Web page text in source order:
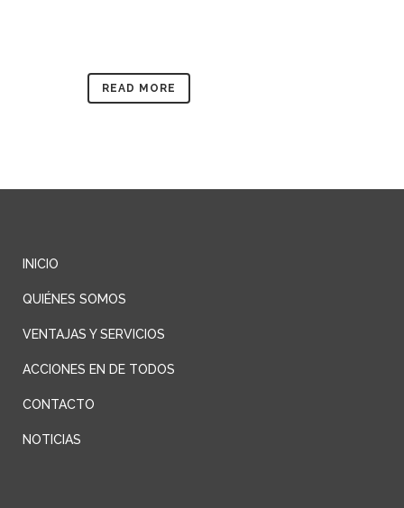
READ MORE
INICIO
QUIÉNES SOMOS
VENTAJAS Y SERVICIOS
ACCIONES EN DE TODOS
CONTACTO
NOTICIAS